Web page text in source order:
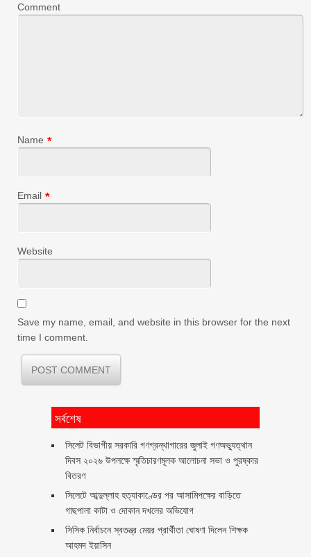
Comment
Name *
Email *
Website
Save my name, email, and website in this browser for the next
time I comment.
সর্বশেষ
সিলেট বিভাগীয় সরকারি গণগ্রন্থাগারের জুলাই গণঅভ্যুত্থান
দিবস ২০২৬ উপলক্ষে স্মৃতিচারণমূলক আলোচনা সভা ও পুরষ্কার
বিতরণ ‎ ‎
সিলেটে আব্দুল্লাহ হত্যাকাণ্ডের পর আসামিপক্ষের বাড়িতে
গাছপালা কাটা ও দোকান দখলের অভিযোগ
সিসিক নির্বাচনে স্বতন্ত্র মেয়র প্রার্থীতা ঘোষণা দিলেন শিক্ষক
আহমদ ইয়াসিন